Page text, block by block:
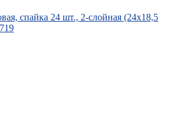
спайка 24 шт., 2-слойная (24х18,5